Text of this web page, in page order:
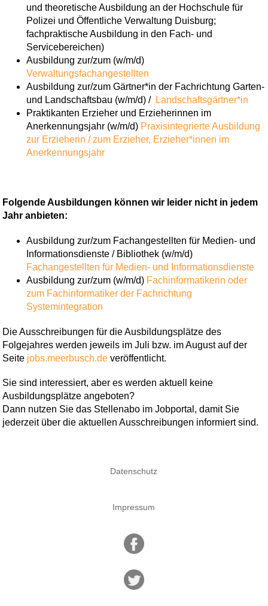
und theoretische Ausbildung an der Hochschule für
Polizei und Öffentliche Verwaltung Duisburg;
fachpraktische Ausbildung in den Fach- und
Servicebereichen)
Ausbildung zur/zum (w/m/d)
Verwaltungsfachangestellten
Ausbildung zur/zum Gärtner*in der Fachrichtung Garten-
und Landschaftsbau (w/m/d) / Landschaftsgärtner*in
Praktikanten Erzieher und Erzieherinnen im
Anerkennungsjahr (w/m/d) Praxisintegrierte Ausbildung
zur Erzieherin / zum Erzieher, Erzieher*innen im
Anerkennungsjahr
Folgende Ausbildungen können wir leider nicht in jedem
Jahr anbieten:
Ausbildung zur/zum Fachangestellten für Medien- und
Informationsdienste / Bibliothek (w/m/d)
Fachangestellten für Medien- und Informationsdienste
Ausbildung zur/zum (w/m/d) Fachinformatikerin oder
zum Fachinformatiker der Fachrichtung
Systemintegration
Die Ausschreibungen für die Ausbildungsplätze des
Folgejahres werden jeweils im Juli bzw. im August auf der
Seite jobs.meerbusch.de veröffentlicht.
Sie sind interessiert, aber es werden aktuell keine
Ausbildungsplätze angeboten?
Dann nutzen Sie das Stellenabo im Jobportal, damit Sie
jederzeit über die aktuellen Ausschreibungen informiert sind.
Datenschutz
Impressum